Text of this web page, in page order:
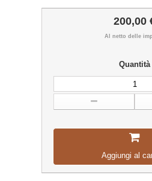
200,00
Al netto delle
Quantità
Aggiungi al